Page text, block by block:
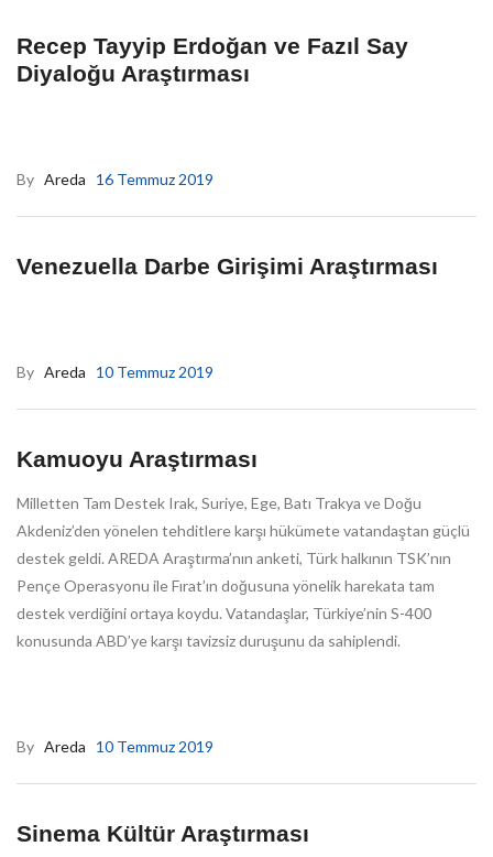
Recep Tayyip Erdoğan ve Fazıl Say
Diyaloğu Araştırması
By Areda 16 Temmuz 2019
Venezuella Darbe Girişimi Araştırması
By Areda 10 Temmuz 2019
Kamuoyu Araştırması
Milletten Tam Destek Irak, Suriye, Ege, Batı Trakya ve Doğu
Akdeniz’den yönelen tehditlere karşı hükümete vatandaştan güçlü
destek geldi. AREDA Araştırma’nın anketi, Türk halkının TSK’nın
Pençe Operasyonu ile Fırat’ın doğusuna yönelik harekata tam
destek verdiğini ortaya koydu. Vatandaşlar, Türkiye’nin S-400
konusunda ABD’ye karşı tavizsiz duruşunu da sahiplendi.
By Areda 10 Temmuz 2019
Sinema Kültür Araştırması